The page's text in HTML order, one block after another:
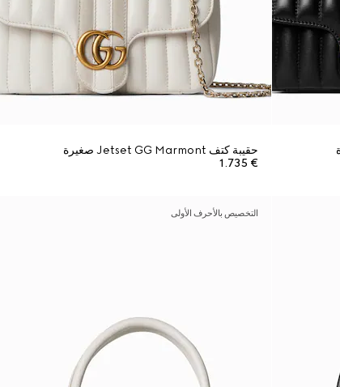
حقيبة كتف Jetset GG Marmont صغيرة
€ 1.735
التخصيص بالأحرف الأولى